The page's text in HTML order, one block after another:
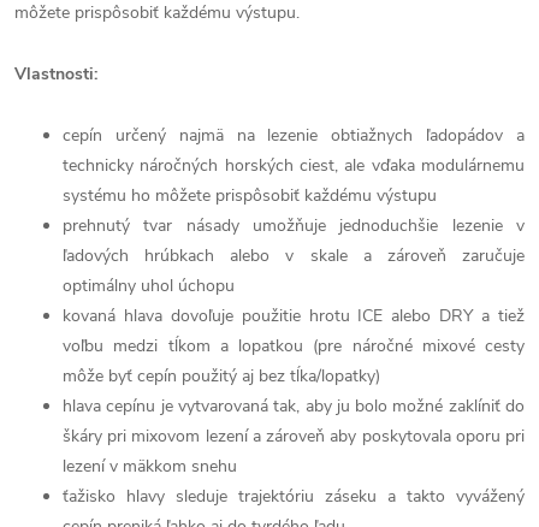
môžete prispôsobiť každému výstupu.
Vlastnosti:
cepín určený najmä na lezenie obtiažnych ľadopádov a
technicky náročných horských ciest, ale vďaka modulárnemu
systému ho môžete prispôsobiť každému výstupu
prehnutý tvar násady umožňuje jednoduchšie lezenie v
ľadových hrúbkach alebo v skale a zároveň zaručuje
optimálny uhol úchopu
kovaná hlava dovoľuje použitie hrotu ICE alebo DRY a tiež
voľbu medzi tĺkom a lopatkou (pre náročné mixové cesty
môže byť cepín použitý aj bez tĺka/lopatky)
hlava cepínu je vytvarovaná tak, aby ju bolo možné zaklíniť do
škáry pri mixovom lezení a zároveň aby ​​poskytovala oporu pri
lezení v mäkkom snehu
ťažisko hlavy sleduje trajektóriu záseku a takto vyvážený